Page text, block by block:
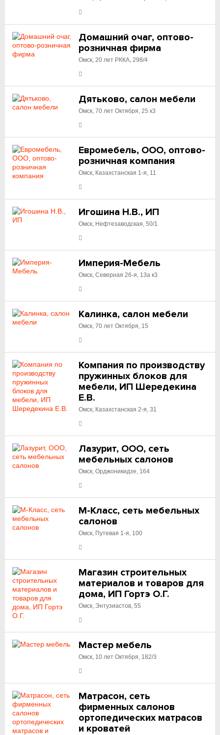
Домашний очаг, оптово-
розничная фирма
Омск, 20 лет РККА, 298/4
Дятьково, салон мебели
Омск, 70 лет Октября, 25 к3
Евромебель, ООО, оптово-
розничная компания
Омск, Казахстанская 1-я, 11
Игошина Н.В., ИП
Омск, Нефтезаводская, 50/1
Империя-Мебель
Омск, Северная 26-я, 13а к3
Калинка, салон мебели
Омск, 70 лет Октября, 15
Компания по производству
пружинных блоков для
мебели, ИП Шередекина
Е.В.
Омск, Казахстанская 2-я, 31
Лазурит, ООО, сеть
мебельных салонов
Омск, Орджоникидзе, 164
М-Класс, сеть мебельных
салонов
Омск, Путевая 1-я, 100
Магазин строительных
материалов и товаров для
дома, ИП Гортэ О.Г.
Омск, Энтузиастов, 55
Мастер мебель
Омск, 10 лет Октября, 182/3
Матрасон, сеть
фирменных салонов
ортопедических матрасов
и кроватей